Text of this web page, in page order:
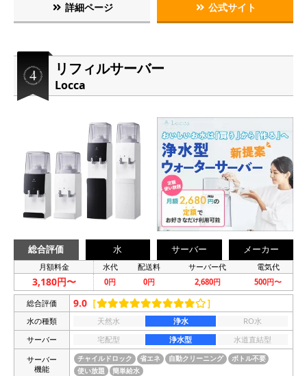
詳細ページ 公式サイト
リフィルサーバー
Locca
総合評価 水 サーバー メーカー
月額料金 水代 配送料 サーバー代 電気代
3,180円〜 0円 0円 2,680円 500円〜
総合評価 9.0 ［ ］
水の種類 天然水 浄水
RO水
サーバー
宅配型 浄水型
水道直結型
サーバー
機能
チャイルドロック 省エネ 自動クリーニング
ボトル不要
使い放題
簡単給水